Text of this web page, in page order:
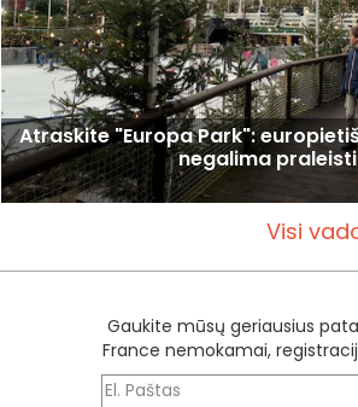
Atraskite "Europa Park":
negalima
Visi
Gaukite mūsų geriausius
France nemokamai,